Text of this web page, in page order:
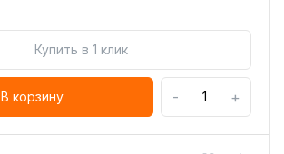
Купить в 1 клик
В корзину - +